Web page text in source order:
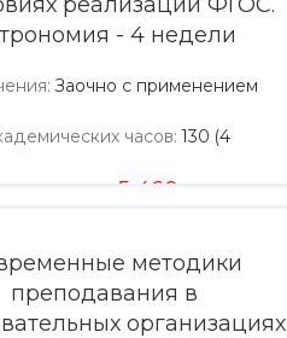
- 4 недели
: Заочно с применением
часов: 130 (4
5 460
методики
преподавания в
организациях